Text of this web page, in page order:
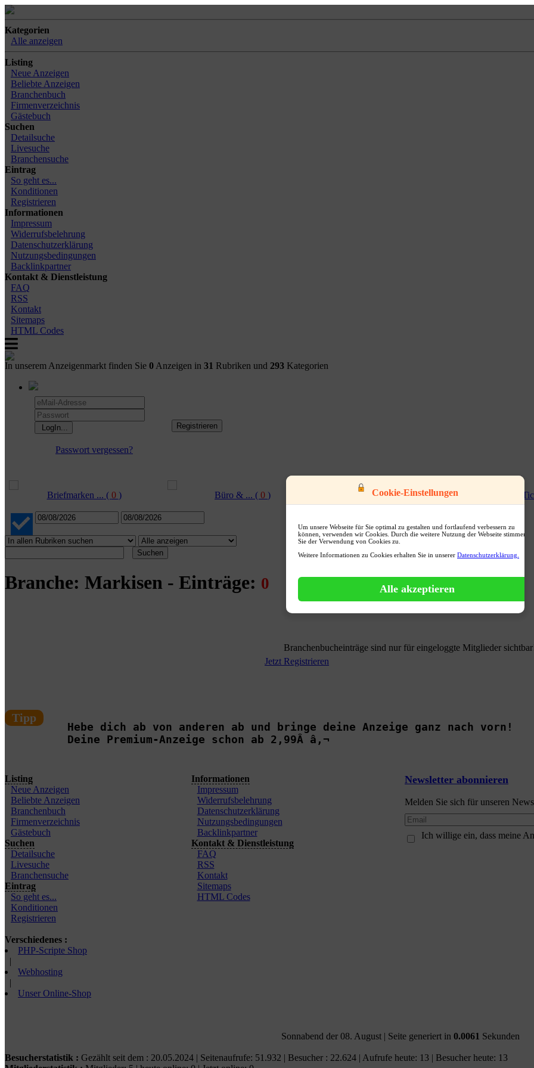
Cookie-Einstellungen
Um unsere Webseite für Sie optimal zu gestalten und fortlaufend verbessern zu
können, verwenden wir Cookies. Durch die weitere Nutzung der Webseite stimmen
Sie der Verwendung von Cookies zu.
Weitere Informationen zu Cookies erhalten Sie in unserer Datenschutzerklärung.
Alle akzeptieren
Kategorien
Alle anzeigen
Listing
Neue Anzeigen
Beliebte Anzeigen
Branchenbuch
Firmenverzeichnis
Gästebuch
Suchen
Detailsuche
Livesuche
Branchensuche
Eintrag
So geht es...
Konditionen
Registrieren
Informationen
Impressum
Widerrufsbelehrung
Datenschutzerklärung
Nutzungsbedingungen
Backlinkpartner
Kontakt & Dienstleistung
FAQ
RSS
Kontakt
Sitemaps
HTML Codes
In unserem Anzeigenmarkt finden Sie 0 Anzeigen in 31 Rubriken und 293 Kategorien
Passwort vergessen?
Briefmarken ... ( 0 ) Büro & ... ( 0 ) Computer & S...(0)
Suchen
Branche: Markisen - Einträge: 0
Branchenbucheinträge sind nur für eingeloggte Mitglieder
Jetzt Registrieren
Tipp
Hebe dich ab von anderen ab und bringe deine Anzeige ganz nach vorn!
Deine Premium-Anzeige schon ab 2,99Â â‚¬
Listing
Neue Anzeigen
Beliebte Anzeigen
Branchenbuch
Firmenverzeichnis
Gästebuch
Suchen
Detailsuche
Livesuche
Branchensuche
Eintrag
So geht es...
Konditionen
Registrieren
Informationen
Impressum
Widerrufsbelehrung
Datenschutzerklärung
Nutzungsbedingungen
Backlinkpartner
Kontakt & Dienstleistung
FAQ
RSS
Kontakt
Sitemaps
HTML Codes
Newsletter abonnieren
Melden Sie sich für unseren
Ich willige ein, dass meine
Verschiedenes :
PHP-Scripte Shop
|
Webhosting
|
Unser Online-Shop
Sonnabend der 08. August | Seite generiert in 0.0061 Sekunden
Besucherstatistik : Gezählt seit dem : 20.05.2024 | Seitenaufrufe: 51.932 | Besucher : 22.624 | Aufrufe heute: 13 | Besucher heute: 13